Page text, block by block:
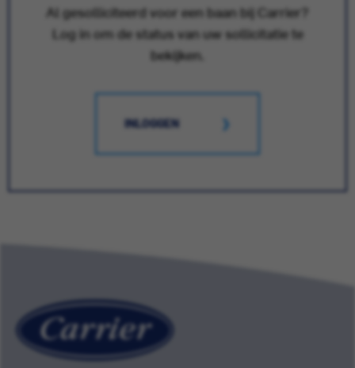
Al gesolliciteerd voor een baan bij Carrier?
Log in om de status van uw sollicitatie te
bekijken.
INLOGGEN